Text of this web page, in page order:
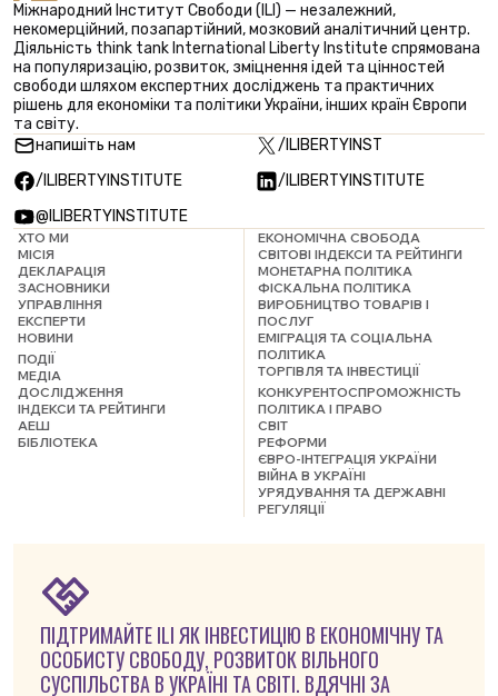
Міжнародний Інститут Свободи (ILI) — незалежний,
некомерційний, позапартійний, мозковий аналітичний центр.
Діяльність think tank International Liberty Institute спрямована
на популяризацію, розвиток, зміцнення ідей та цінностей
свободи шляхом експертних досліджень та практичних
рішень для економіки та політики України, інших країн Європи
та світу.
напишіть нам
/ILIBERTYINST
/ILIBERTYINSTITUTE
/ILIBERTYINSTITUTE
@ILIBERTYINSTITUTE
ХТО МИ
МІСІЯ
ДЕКЛАРАЦІЯ
ЗАСНОВНИКИ
УПРАВЛІННЯ
ЕКСПЕРТИ
НОВИНИ
ПОДІЇ
МЕДІА
ДОСЛІДЖЕННЯ
ІНДЕКСИ ТА РЕЙТИНГИ
АЕШ
БІБЛІОТЕКА
ЕКОНОМІЧНА СВОБОДА
СВІТОВІ ІНДЕКСИ ТА РЕЙТИНГИ
МОНЕТАРНА ПОЛІТИКА
ФІСКАЛЬНА ПОЛІТИКА
ВИРОБНИЦТВО ТОВАРІВ І
ПОСЛУГ
ЕМІГРАЦІЯ ТА СОЦІАЛЬНА
ПОЛІТИКА
ТОРГІВЛЯ ТА ІНВЕСТИЦІЇ
КОНКУРЕНТОСПРОМОЖНІСТЬ
ПОЛІТИКА І ПРАВО
СВІТ
РЕФОРМИ
ЄВРО-ІНТЕГРАЦІЯ УКРАЇНИ
ВІЙНА В УКРАЇНІ
УРЯДУВАННЯ ТА ДЕРЖАВНІ
РЕГУЛЯЦІЇ
ПІДТРИМАЙТЕ ILI ЯК ІНВЕСТИЦІЮ В ЕКОНОМІЧНУ ТА
ОСОБИСТУ СВОБОДУ, РОЗВИТОК ВІЛЬНОГО
СУСПІЛЬСТВА В УКРАЇНІ ТА СВІТІ. ВДЯЧНІ ЗА